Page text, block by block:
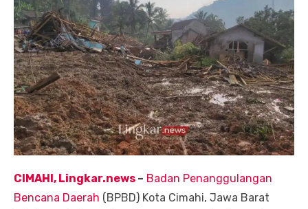
CIMAHI, Lingkar.news – Badan Penanggulangan
Bencana Daerah (BPBD) Kota Cimahi, Jawa Barat